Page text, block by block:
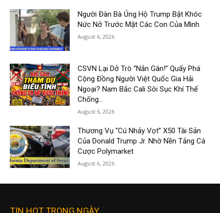
Người Đàn Bà Ủng Hộ Trump Bật Khóc
Nức Nở Trước Mặt Các Con Của Mình
August 6, 2026
CSVN Lại Dở Trò “Nắn Gân!” Quấy Phá
Cộng Đồng Người Việt Quốc Gia Hải
Ngoại? Nam Bắc Cali Sôi Sục Khí Thế
Chống...
August 6, 2026
Thương Vụ “Cú Nhảy Vọt” X50 Tài Sản
Của Donald Trump Jr. Nhờ Nền Tảng Cá
Cược Polymarket
August 6, 2026
TIN HOT TRONG NGÀY